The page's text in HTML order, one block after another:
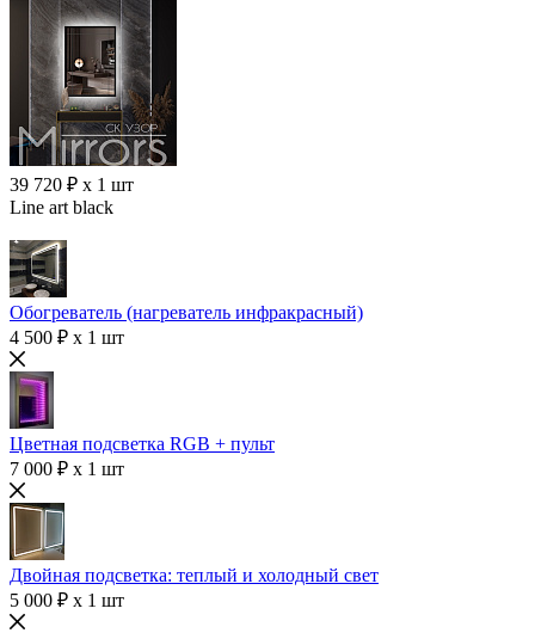
39 720 ₽ x 1 шт
Line art black
Обогреватель (нагреватель инфракрасный)
4 500 ₽ x 1 шт
Цветная подсветка RGB + пульт
7 000 ₽ x 1 шт
Двойная подсветка: теплый и холодный свет
5 000 ₽ x 1 шт